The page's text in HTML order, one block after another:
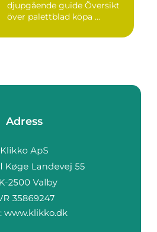
djupgående guide Översikt
över palettblad köpa ...
Adress
www.klikko.dk